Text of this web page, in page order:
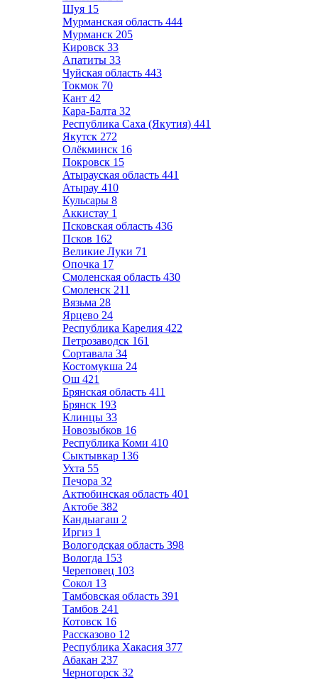
Шуя 15
Мурманская область 444
Мурманск 205
Кировск 33
Апатиты 33
Чуйская область 443
Токмок 70
Кант 42
Кара-Балта 32
Республика Саха (Якутия) 441
Якутск 272
Олёкминск 16
Покровск 15
Атырауская область 441
Атырау 410
Кульсары 8
Аккистау 1
Псковская область 436
Псков 162
Великие Луки 71
Опочка 17
Смоленская область 430
Смоленск 211
Вязьма 28
Ярцево 24
Республика Карелия 422
Петрозаводск 161
Сортавала 34
Костомукша 24
Ош 421
Брянская область 411
Брянск 193
Клинцы 33
Новозыбков 16
Республика Коми 410
Сыктывкар 136
Ухта 55
Печора 32
Актюбинская область 401
Актобе 382
Кандыагаш 2
Иргиз 1
Вологодская область 398
Вологда 153
Череповец 103
Сокол 13
Тамбовская область 391
Тамбов 241
Котовск 16
Рассказово 12
Республика Хакасия 377
Абакан 237
Черногорск 32